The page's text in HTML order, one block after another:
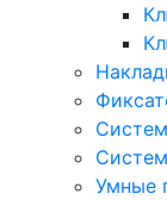
Умные